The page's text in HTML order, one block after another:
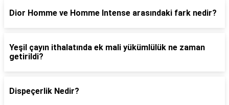
Dior Homme ve Homme Intense arasındaki fark nedir?
Yeşil çayın ithalatında ek mali yükümlülük ne zaman
getirildi?
Dispeçerlik Nedir?